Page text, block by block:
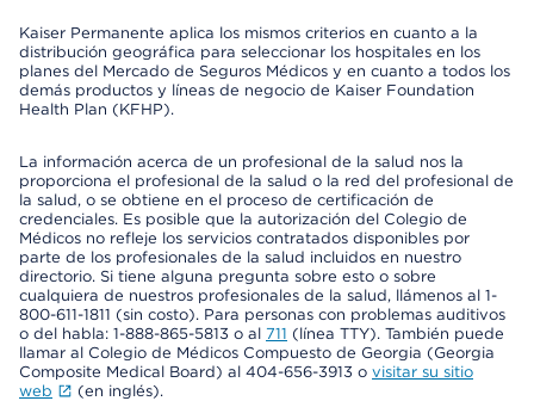
Kaiser Permanente aplica los mismos criterios en cuanto a la
distribución geográfica para seleccionar los hospitales en los
planes del Mercado de Seguros Médicos y en cuanto a todos los
demás productos y líneas de negocio de Kaiser Foundation
Health Plan (KFHP).
La información acerca de un profesional de la salud nos la
proporciona el profesional de la salud o la red del profesional de
la salud, o se obtiene en el proceso de certificación de
credenciales. Es posible que la autorización del Colegio de
Médicos no refleje los servicios contratados disponibles por
parte de los profesionales de la salud incluidos en nuestro
directorio. Si tiene alguna pregunta sobre esto o sobre
cualquiera de nuestros profesionales de la salud, llámenos al 1-
800-611-1811 (sin costo). Para personas con problemas auditivos
o del habla: 1-888-865-5813 o al 711 (línea TTY). También puede
llamar al Colegio de Médicos Compuesto de Georgia (Georgia
Composite Medical Board) al 404-656-3913 o visitar su sitio
web
(en inglés).